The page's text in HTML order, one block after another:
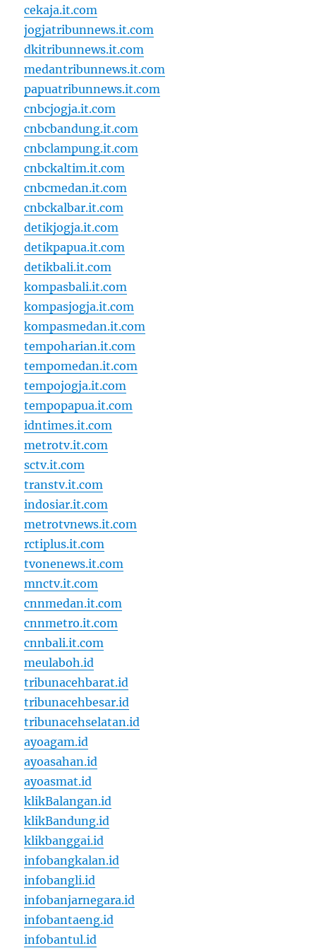
cekaja.it.com
jogjatribunnews.it.com
dkitribunnews.it.com
medantribunnews.it.com
papuatribunnews.it.com
cnbcjogja.it.com
cnbcbandung.it.com
cnbclampung.it.com
cnbckaltim.it.com
cnbcmedan.it.com
cnbckalbar.it.com
detikjogja.it.com
detikpapua.it.com
detikbali.it.com
kompasbali.it.com
kompasjogja.it.com
kompasmedan.it.com
tempoharian.it.com
tempomedan.it.com
tempojogja.it.com
tempopapua.it.com
idntimes.it.com
metrotv.it.com
sctv.it.com
transtv.it.com
indosiar.it.com
metrotvnews.it.com
rctiplus.it.com
tvonenews.it.com
mnctv.it.com
cnnmedan.it.com
cnnmetro.it.com
cnnbali.it.com
meulaboh.id
tribunacehbarat.id
tribunacehbesar.id
tribunacehselatan.id
ayoagam.id
ayoasahan.id
ayoasmat.id
klikBalangan.id
klikBandung.id
klikbanggai.id
infobangkalan.id
infobangli.id
infobanjarnegara.id
infobantaeng.id
infobantul.id